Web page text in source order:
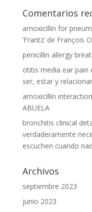
Comentarios
amoxicillin for
‘Frantz’ de François
penicillin allergy
otitis media ear pain
ser, estar y
amoxicillin
ABUELA
bronchitis clinical
verdaderamente
escuchen cuando
Archivos
septiembre 2023
junio 2023